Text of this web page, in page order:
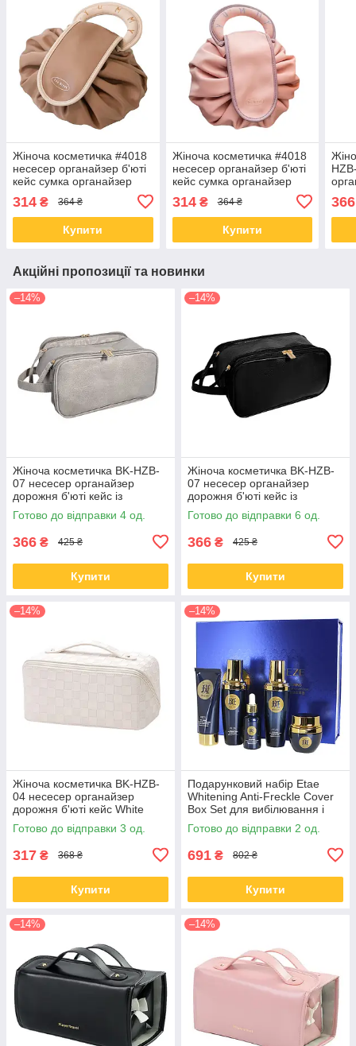
Жіноча косметичка #4018
несесер органайзер б'юті
кейс сумка органайзер
314 ₴ 364 ₴
Купити
Жіноча косметичка #4018
несесер органайзер б'юті
кейс сумка органайзер
для подорожей Light Pink
314₴ 364 ₴
Купити
366
Акційні пропозиції та новинки
–14%
Жіноча косметичка BK-HZB-
07 несесер органайзер
дорожня б'юті кейс із
кишенями з боків Gray
Готово до відправки 4 од.
366 ₴ 425 ₴
Купити
–14%
Жіноча косметичка BK-HZB-
07 несесер органайзер
дорожня б'юті кейс із
кишенями з боків Black
Готово до відправки 6 од.
366 ₴ 425 ₴
Купити
–14%
Жіноча косметичка BK-HZB-
04 несесер органайзер
дорожня б'юті кейс White
Готово до відправки 3 од.
317 ₴ 368 ₴
Купити
–14%
Подарунковий набір Etae
Whitening Anti-Freckle Cover
Box Set для вибілювання і
видалення веснянок
Готово до відправки 2 од.
691 ₴ 802 ₴
Купити
–14% –14%